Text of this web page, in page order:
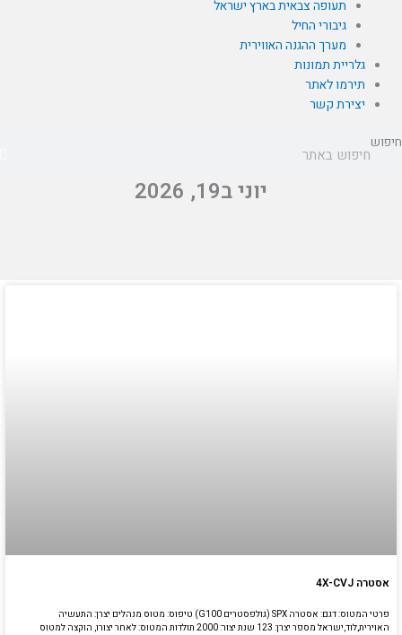
תעופה צבאית בארץ ישראל
גיבורי החיל
מערך ההגנה האווירית
גלריית תמונות
תירמו לאתר
יצירת קשר
יוני ב19, 2026
אסטרה 4X-CVJ
פרטי המטוס: דגם: אסטרה SPX (גולפסטרים G100) טיפוס: מטוס מנהלים יצרן: התעשיה
האוירית,לוד,ישראל מספר יצרן: 123 שנת יצור: 2000 תולדות המטוס: לאחר יצורו, הוקצה למטוס